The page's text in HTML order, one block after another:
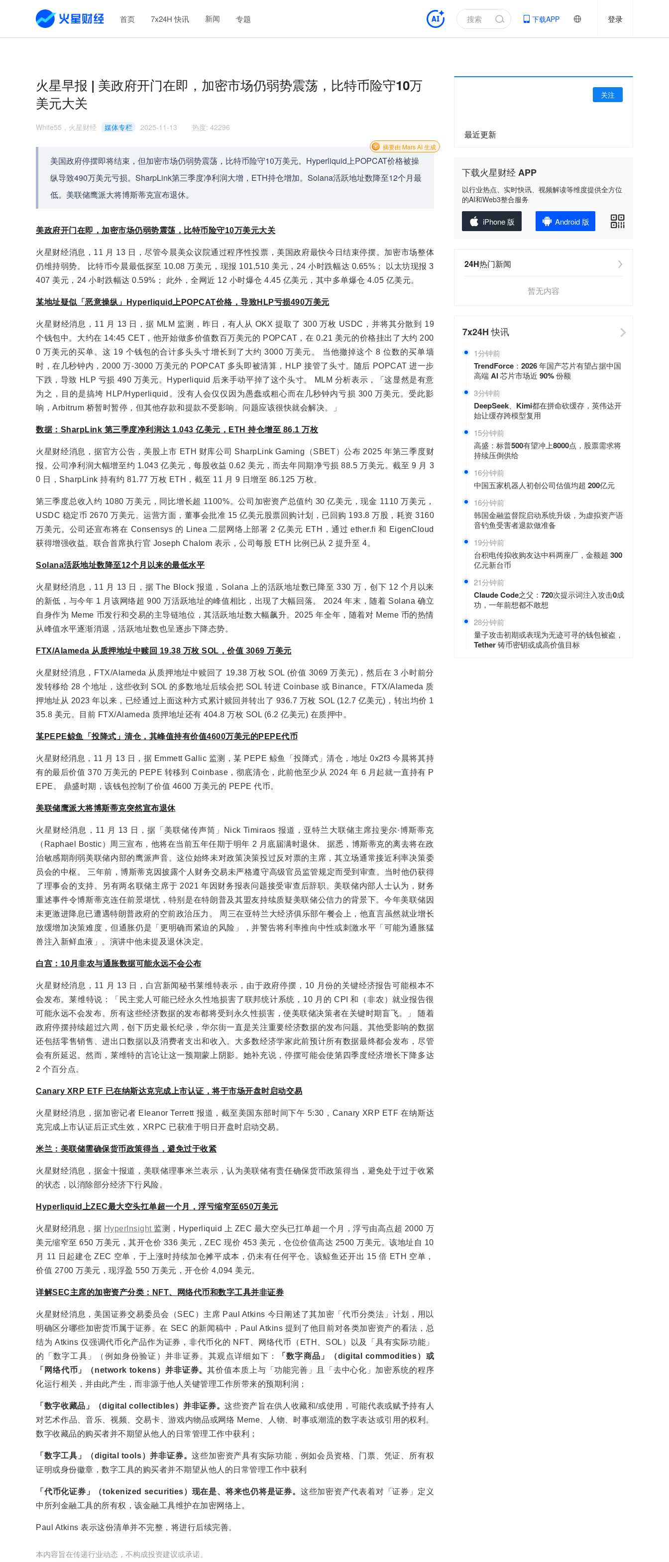
首页 7x24H 快讯 新闻 专题 下载APP 登录
火星早报 | 美政府开门在即，加密市场仍弱势震荡，比特币险守10万
美元大关
White55，火星财经 媒体专栏 2025-11-13 热度: 42296
美国政府停摆即将结束，但加密市场仍弱势震荡，比特币险守10万美元。Hyperliquid上POPCAT价格被操
纵导致490万美元亏损。SharpLink第三季度净利润大增，ETH持仓增加。Solana活跃地址数降至12个月最
低。美联储鹰派大将博斯蒂克宣布退休。
摘要由 Mars AI 生成
美政府开门在即，加密市场仍弱势震荡，比特币险守10万美元大关
火星财经消息，11 月 13 日，尽管今晨美众议院通过程序性投票，美国政府最快今日结束停摆。加密市场整体
仍维持弱势。 比特币今晨最低探至 10.08 万美元，现报 101,510 美元，24 小时跌幅达 0.65%； 以太坊现报 3
407 美元，24 小时跌幅达 0.59%； 此外，全网近 12 小时爆仓 4.45 亿美元，其中多单爆仓 4.05 亿美元。
某地址疑似「恶意操纵」Hyperliquid上POPCAT价格，导致HLP亏损490万美元
火星财经消息，11 月 13 日，据 MLM 监测，昨日，有人从 OKX 提取了 300 万枚 USDC，并将其分散到 19
个钱包中。大约在 14:45 CET，他开始做多价值数百万美元的 POPCAT，在 0.21 美元的价格挂出了大约 200
0 万美元的买单。这 19 个钱包的合计多头头寸增长到了大约 3000 万美元。 当他撤掉这个 8 位数的买单墙
时，在几秒钟内，2000 万-3000 万美元的 POPCAT 多头即被清算，HLP 接管了头寸。随后 POPCAT 进一步
下跌，导致 HLP 亏损 490 万美元。Hyperliquid 后来手动平掉了这个头寸。 MLM 分析表示，「这显然是有意
为之，目的是搞垮 HLP/Hyperliquid。没有人会仅仅因为愚蠢或粗心而在几秒钟内亏损 300 万美元。受此影
响，Arbitrum 桥暂时暂停，但其他存款和提款不受影响。问题应该很快就会解决。」
数据：SharpLink 第三季度净利润达 1.043 亿美元，ETH 持仓增至 86.1 万枚
火星财经消息，据官方公告，美股上市 ETH 财库公司 SharpLink Gaming（SBET）公布 2025 年第三季度财
报。公司净利润大幅增至约 1.043 亿美元，每股收益 0.62 美元，而去年同期净亏损 88.5 万美元。截至 9 月 3
0 日，SharpLink 持有约 81.77 万枚 ETH，截至 11 月 9 日增至 86.125 万枚。
第三季度总收入约 1080 万美元，同比增长超 1100%。公司加密资产总值约 30 亿美元，现金 1110 万美元，
USDC 稳定币 2670 万美元。运营方面，董事会批准 15 亿美元股票回购计划，已回购 193.8 万股，耗资 3160
万美元。公司还宣布将在 Consensys 的 Linea 二层网络上部署 2 亿美元 ETH，通过 ether.fi 和 EigenCloud
获得增强收益。联合首席执行官 Joseph Chalom 表示，公司每股 ETH 比例已从 2 提升至 4。
Solana活跃地址数降至12个月以来的最低水平
火星财经消息，11 月 13 日，据 The Block 报道，Solana 上的活跃地址数已降至 330 万，创下 12 个月以来
的新低，与今年 1 月该网络超 900 万活跃地址的峰值相比，出现了大幅回落。 2024 年末，随着 Solana 确立
自身作为 Meme 币发行和交易的主导链地位，其活跃地址数大幅飙升。2025 年全年，随着对 Meme 币的热情
从峰值水平逐渐消退，活跃地址数也呈逐步下降态势。
FTX/Alameda 从质押地址中赎回 19.38 万枚 SOL，价值 3069 万美元
火星财经消息，FTX/Alameda 从质押地址中赎回了 19.38 万枚 SOL (价值 3069 万美元)，然后在 3 小时前分
发转移给 28 个地址，这些收到 SOL 的多数地址后续会把 SOL 转进 Coinbase 或 Binance。FTX/Alameda 质
押地址从 2023 年以来，已经通过上面这种方式累计赎回并转出了 936.7 万枚 SOL (12.7 亿美元)，转出均价 1
35.8 美元。目前 FTX/Alameda 质押地址还有 404.8 万枚 SOL (6.2 亿美元) 在质押中。
某PEPE鲸鱼「投降式」清仓，其峰值持有价值4600万美元的PEPE代币
火星财经消息，11 月 13 日，据 Emmett Gallic 监测，某 PEPE 鲸鱼「投降式」清仓，地址 0x2f3 今晨将其持
有的最后价值 370 万美元的 PEPE 转移到 Coinbase，彻底清仓，此前他至少从 2024 年 6 月起就一直持有 P
EPE。 鼎盛时期，该钱包控制了价值 4600 万美元的 PEPE 代币。
美联储鹰派大将博斯蒂克突然宣布退休
火星财经消息，11 月 13 日，据「美联储传声筒」Nick Timiraos 报道，亚特兰大联储主席拉斐尔·博斯蒂克
（Raphael Bostic）周三宣布，他将在当前五年任期于明年 2 月底届满时退休。 据悉，博斯蒂克的离去将在政
治敏感期削弱美联储内部的鹰派声音。这位始终未对政策决策投过反对票的主席，其立场通常接近利率决策委
员会的中枢。 三年前，博斯蒂克因披露个人财务交易未严格遵守高级官员监管规定而受到审查。当时他仍获得
了理事会的支持。另有两名联储主席于 2021 年因财务报表问题接受审查后辞职。美联储内部人士认为，财务
重述事件令博斯蒂克连任前景堪忧，特别是在特朗普及其盟友持续质疑美联储公信力的背景下。今年美联储因
未更激进降息已遭遇特朗普政府的空前政治压力。 周三在亚特兰大经济俱乐部午餐会上，他直言虽然就业增长
放缓增加决策难度，但通胀仍是「更明确而紧迫的风险」，并警告将利率推向中性或刺激水平「可能为通胀猛
兽注入新鲜血液」。演讲中他未提及退休决定。
白宫：10月非农与通胀数据可能永远不会公布
火星财经消息，11 月 13 日，白宫新闻秘书莱维特表示，由于政府停摆，10 月份的关键经济报告可能根本不
会发布。莱维特说：「民主党人可能已经永久性地损害了联邦统计系统，10 月的 CPI 和（非农）就业报告很
可能永远不会发布。所有这些经济数据的发布都将受到永久性损害，使美联储决策者在关键时期盲飞。」 随着
政府停摆持续超过六周，创下历史最长纪录，华尔街一直是关注重要经济数据的发布问题。其他受影响的数据
还包括零售销售、进出口数据以及消费者支出和收入。大多数经济学家此前预计所有数据最终都会发布，尽管
会有所延迟。然而，莱维特的言论让这一预期蒙上阴影。她补充说，停摆可能会使第四季度经济增长下降多达
2 个百分点。
Canary XRP ETF 已在纳斯达克完成上市认证，将于市场开盘时启动交易
火星财经消息，据加密记者 Eleanor Terrett 报道，截至美国东部时间下午 5:30，Canary XRP ETF 在纳斯达
克完成上市认证后正式生效，XRPC 已获准于明日开盘时启动交易。
米兰：美联储需确保货币政策得当，避免过于收紧
火星财经消息，据金十报道，美联储理事米兰表示，认为美联储有责任确保货币政策得当，避免处于过于收紧
的状态，以消除部分经济下行风险。
Hyperliquid上ZEC最大空头扛单超一个月，浮亏缩窄至650万美元
火星财经消息，据 HyperInsight 监测，Hyperliquid 上 ZEC 最大空头已扛单超一个月，浮亏由高点超 2000 万
美元缩窄至 650 万美元，其开仓价 336 美元，ZEC 现价 453 美元，仓位价值高达 2500 万美元。该地址自 10
月 11 日起建仓 ZEC 空单，于上涨时持续加仓摊平成本，仍未有任何平仓。该鲸鱼还开出 15 倍 ETH 空单，
价值 2700 万美元，现浮盈 550 万美元，开仓价 4,094 美元。
详解SEC主席的加密资产分类：NFT、网络代币和数字工具并非证券
火星财经消息，美国证券交易委员会（SEC）主席 Paul Atkins 今日阐述了其加密「代币分类法」计划，用以
明确区分哪些加密货币属于证券。在 SEC 的新闻稿中，Paul Atkins 提到了他目前对各类加密资产的看法，总
结为 Atkins 仅强调代币化产品作为证券，非代币化的 NFT、网络代币（ETH、SOL）以及「具有实际功能」
的「数字工具」（例如身份验证）并非证券。其观点详细如下：
「数字商品」（digital commodities）或
「网络代币」（network tokens）并非证券。其价值本质上与「功能完善」且「去中心化」加密系统的程序
化运行相关，并由此产生，而非源于他人关键管理工作所带来的预期利润；
「数字收藏品」（digital collectibles）并非证券。这些资产旨在供人收藏和/或使用，可能代表或赋予持有人
对艺术作品、音乐、视频、交易卡、游戏内物品或网络 Meme、人物、时事或潮流的数字表达或引用的权利。
数字收藏品的购买者并不期望从他人的日常管理工作中获利；
「数字工具」（digital tools）并非证券。这些加密资产具有实际功能，例如会员资格、门票、凭证、所有权
证明或身份徽章，数字工具的购买者并不期望从他人的日常管理工作中获利
「代币化证券」（tokenized securities）现在是、将来也仍将是证券。 这些加密资产代表着对「证券」定义
中所列金融工具的所有权，该金融工具维护在加密网络上。
Paul Atkins 表示这份清单并不完整，将进行后续完善。
本内容旨在传递行业动态，不构成投资建议或承诺。
关注
最近更新
下载火星财经 APP
以行业热点、实时快讯、视频解读等维度提供全方位
的AI和Web3整合服务
iPhone 版 Android 版
24H热门新闻
暂无内容
7x24H快讯
1分钟前
TrendForce：2026 年国产芯片有望占据中国
高端 AI 芯片市场近 90% 份额
3分钟前
DeepSeek、Kimi都在拼命砍缓存，英伟达开
始让缓存跨模型复用
15分钟前
高盛：标普500有望冲上8000点，股票需求将
持续压倒供给
16分钟前
中国五家机器人初创公司估值均超 200亿元
16分钟前
韩国金融监督院启动系统升级，为虚拟资产语
音钓鱼受害者退款做准备
19分钟前
台积电传拟收购友达中科两座厂，金额超 300
亿元新台币
21分钟前
Claude Code之父：720次提示词注入攻击0成
功，一年前想都不敢想
28分钟前
量子攻击初期或表现为无迹可寻的钱包被盗，
Tether 铸币密钥或成高价值目标